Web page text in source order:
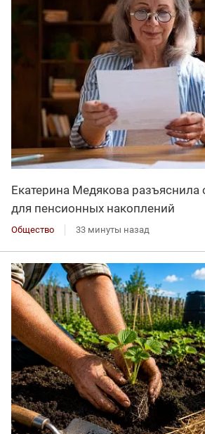
Екатерина Медякова
для пенсионных накоплений
Общество 33 минуты назад